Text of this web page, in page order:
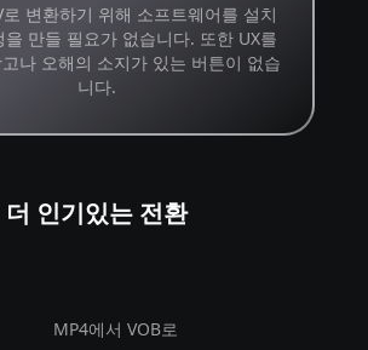
변환하기 위해 소프트웨어를 설치
만들 필요가 없습니다. 또한 UX를
나 오해의 소지가 있는 버튼이 없습
니다.
더 인기있는 전환
MP4에서 VOB로